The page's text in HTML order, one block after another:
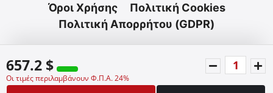
657.2 $
Οι τιμές περιλαμβάνουν Φ.Π.Α. 24%
Όροι Χρήσης
Πολιτική Cookies
Πολιτική Απορρήτου (GDPR)